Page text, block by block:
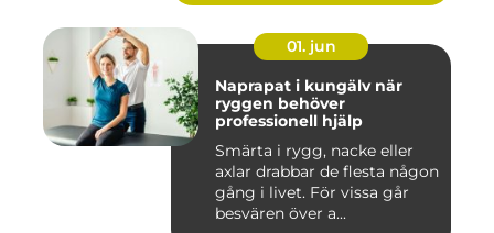
01. jun
Naprapat i kungälv när
ryggen behöver
professionell hjälp
Smärta i rygg, nacke eller
axlar drabbar de flesta någon
gång i livet. För vissa går
besvären över a...